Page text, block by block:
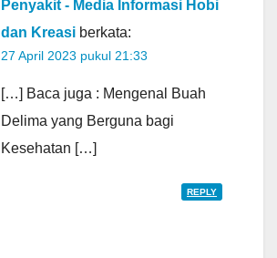
Penyakit - Media Informasi Hobi
dan Kreasi berkata:
27 April 2023 pukul 21:33
[…] Baca juga : Mengenal Buah
Delima yang Berguna bagi
Kesehatan […]
REPLY